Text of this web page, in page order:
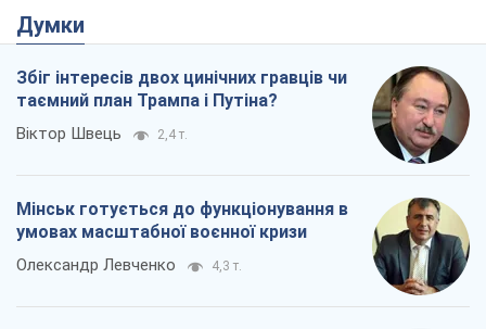
Думки
Збіг інтересів двох цинічних гравців чи
таємний план Трампа і Путіна?
Віктор Швець 2,4 т.
Мінськ готується до функціонування в
умовах масштабної воєнної кризи
Олександр Левченко 4,3 т.